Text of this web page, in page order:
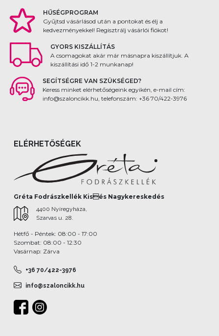
HŰSÉGPROGRAM
Gyűjtsd vásárlásod után a pontokat és élj a
kedvezményekkel! Regisztrálj vásárlói fiókot!
GYORS KISZÁLLÍTÁS
A csomagokat akár már másnapra kiszállítjuk. A
kiszállítási idő 1-2 munkanap!
SEGÍTSÉGRE VAN SZÜKSÉGED?
Keress minket elérhetőségeink egyikén, e-mail cím:
info@szaloncikk.hu, telefonszám: +36 70/422-3976
ELÉRHETŐSÉGEK
Gréta Fodrászkellék Kisés Nagykereskedés
4400 Nyíregyháza,
Szarvas u. 28.
Hétfő - Péntek: 08:00 - 17:00
Szombat: 08:00 - 12:30
Vasárnap: Zárva
+36 70/422-3976
info@szaloncikk.hu